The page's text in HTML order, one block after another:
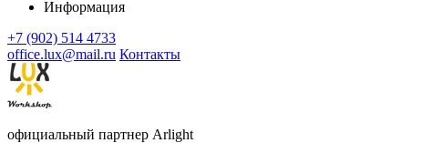
Информация
+7 (902) 514 4733
office.lux@mail.ru Контакты
официальный партнер Arlight